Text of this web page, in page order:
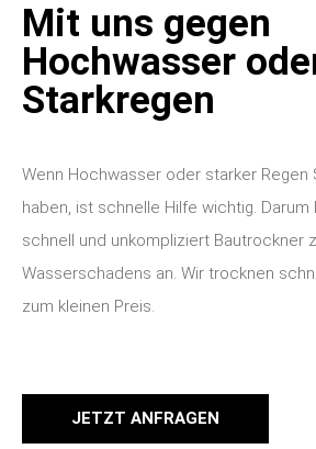
Mit uns gegen
Hochwasser
Starkregen
Wenn Hochwasser oder starker Regen
haben, ist schnelle Hilfe wichtig. Darum
schnell und unkompliziert Bautrockner
Wasserschadens an. Wir trocknen
zum kleinen Preis.
JETZT ANFRAGEN